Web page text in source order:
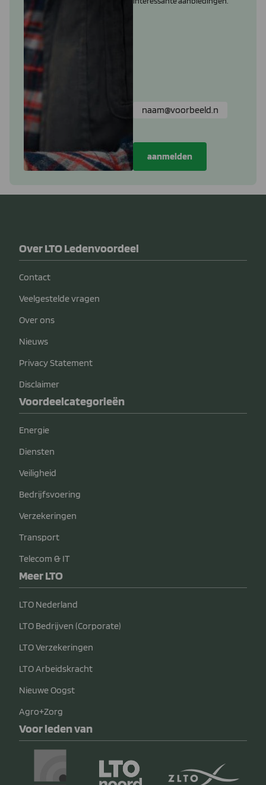
Over LTO Ledenvoordeel
Contact
Veelgestelde vragen
Over ons
Nieuws
Privacy Statement
Disclaimer
Voordeelcategorieën
Energie
Diensten
Veiligheid
Bedrijfsvoering
Verzekeringen
Transport
Telecom & IT
Meer LTO
LTO Nederland
LTO Bedrijven (Corporate)
LTO Verzekeringen
LTO Arbeidskracht
Nieuwe Oogst
Agro+Zorg
Voor leden van